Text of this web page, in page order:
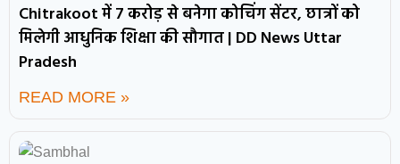
Chitrakoot में 7 करोड़ से बनेगा कोचिंग सेंटर, छात्रों को
मिलेगी आधुनिक शिक्षा की सौगात | DD News Uttar
Pradesh
READ MORE »